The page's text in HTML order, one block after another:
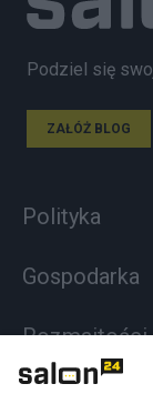
Podziel się
ZAŁÓŻ BLOG
Polityka
Gospodarka
Rozmaitości